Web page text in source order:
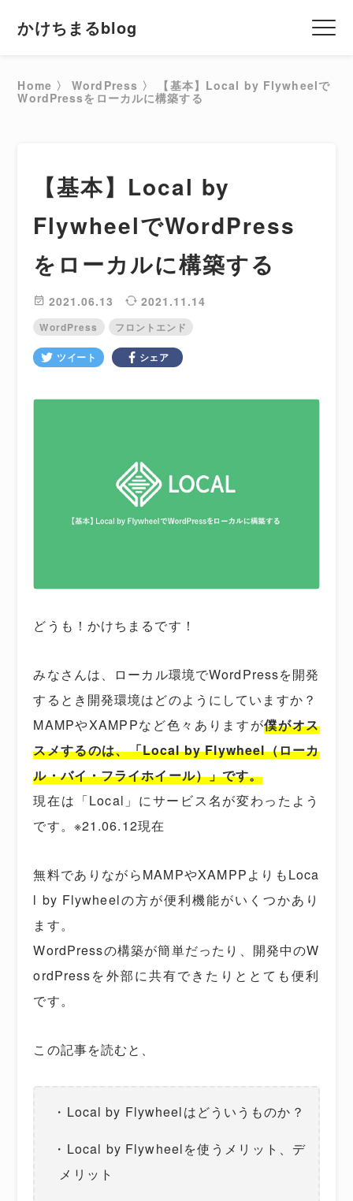
かけちまるblog
ALL
ALL
ALL
Home 〉 WordPress 〉
【基本】Local by Flywheelで
WordPressをローカルに構築する
【基本】Local by
FlywheelでWordPress
をローカルに構築する
2021.06.13 2021.11.14
WordPress フロントエンド
ツイート シェア
どうも！かけちまるです！
みなさんは、ローカル環境でWordPressを開発
するとき開発環境はどのようにしていますか？
MAMPやXAMPPなど色々ありますが僕がオス
スメするのは、「Local by Flywheel（ローカ
ル・バイ・フライホイール）」です。
現在は「Local」にサービス名が変わったよう
です。※21.06.12現在
無料でありながらMAMPやXAMPPよりもLoca
l by Flywheelの方が便利機能がいくつかあり
ます。
WordPressの構築が簡単だったり、開発中のW
ordPressを外部に共有できたりととても便利
です。
この記事を読むと、
・Local by Flywheelはどういうものか？
・Local by Flywheelを使うメリット、デ
メリット